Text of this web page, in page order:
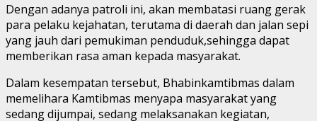
Dengan adanya patroli ini, akan membatasi ruang gerak
para pelaku kejahatan, terutama di daerah dan jalan sepi
yang jauh dari pemukiman penduduk,sehingga dapat
memberikan rasa aman kepada masyarakat.
Dalam kesempatan tersebut, Bhabinkamtibmas dalam
memelihara Kamtibmas menyapa masyarakat yang
sedang dijumpai, sedang melaksanakan kegiatan,